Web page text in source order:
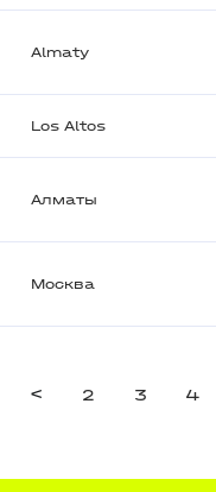
Almaty
Los Altos
Алматы
Москва
< 2 3 4